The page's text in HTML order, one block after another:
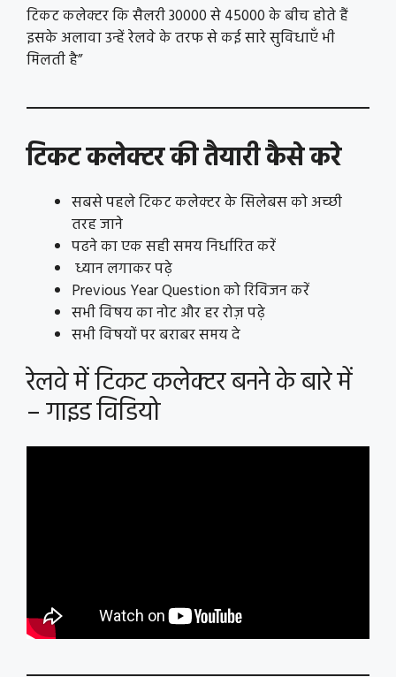
टिकट कलेक्टर कि सैलरी 30000 से 45000 के बीच होते हैं
इसके अलावा उन्हें रेलवे के तरफ से कई सारे सुविधाएँ भी
मिलती है”
टिकट कलेक्टर की तैयारी कैसे करे
सबसे पहले टिकट कलेक्टर के सिलेबस को अच्छी
तरह जाने
पढने का एक सही समय निर्धारित करें
ध्यान लगाकर पढ़े
Previous Year Question को रिविजन करें
सभी विषय का नोट और हर रोज़ पढ़े
सभी विषयों पर बराबर समय दे
रेलवे में टिकट कलेक्टर बनने के बारे में
– गाइड विडियो